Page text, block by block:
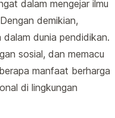
dalam mengejar ilmu
demikian,
dunia pendidikan.
sosial, dan memacu
manfaat berharga
di lingkungan